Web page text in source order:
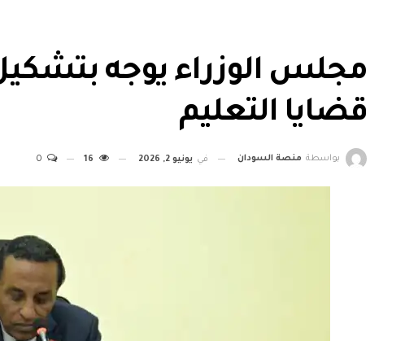
مجلس الوزراء يوجه
قضايا التعليم
بواسطة منصة السودان في يونيو 2, 2026 16